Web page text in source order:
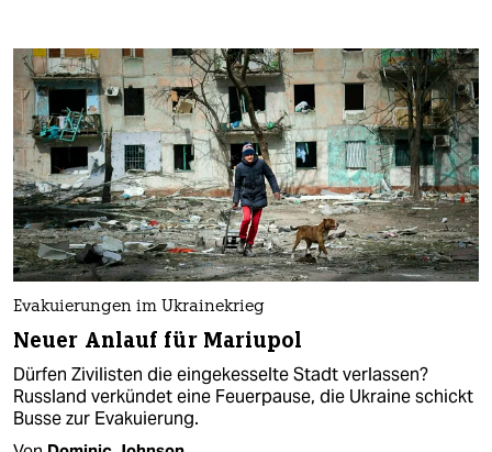
Evakuierungen im Ukrainekrieg
Neuer Anlauf für Mariupol
Dürfen Zivilisten die eingekesselte Stadt verlassen?
Russland verkündet eine Feuerpause, die Ukraine schickt
Busse zur Evakuierung.